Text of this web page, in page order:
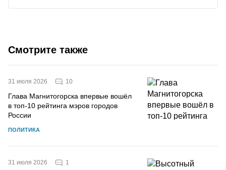
Смотрите также
31 июля 2026 10
Глава Магнитогорска впервые вошёл
в топ-10 рейтинга мэров городов
России
ПОЛИТИКА
31 июля 2026 1